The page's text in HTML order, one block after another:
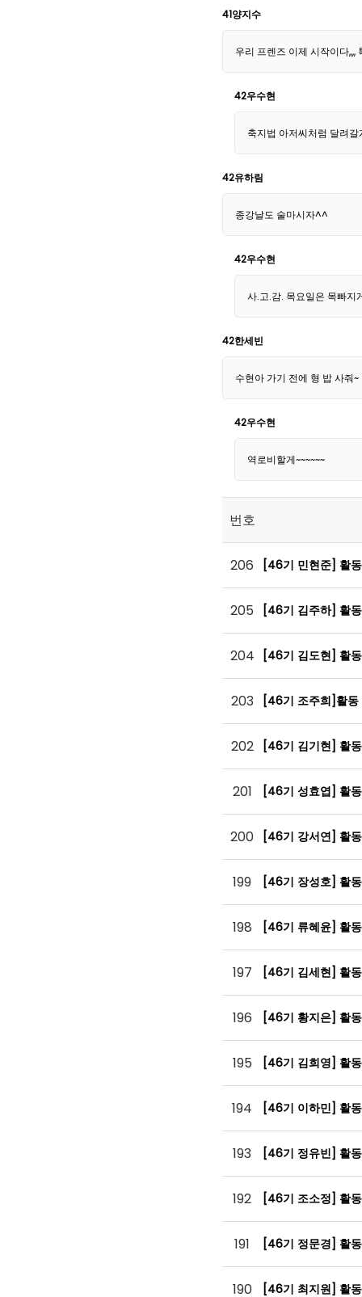
41양지수
우리 프렌즈 이제 시작이다,,,,
42우수현
축지법 아저씨처럼 달려갈
42유하림
종강날도 술마시자^^
42우수현
사.고.감. 목요일은 목빠지
42한세빈
수현아 가기 전에 형 밥 사줘~
42우수현
역로비할게~~~~~~
번호
206 [46기 민현준] 활
205 [46기 김주하] 활
204 [46기 김도현] 활
203 [46기 조주희]활
202 [46기 김기현] 활
201 [46기 성효엽] 활
200 [46기 강서연] 활
199 [46기 장성호] 활
198 [46기 류혜윤] 활
197 [46기 김세현] 활
196 [46기 황지은] 활
195 [46기 김희영] 활
194 [46기 이하민] 활
193 [46기 정유빈] 활
192 [46기 조소정] 활
191 [46기 정문경] 활
190 [46기 최지원] 활